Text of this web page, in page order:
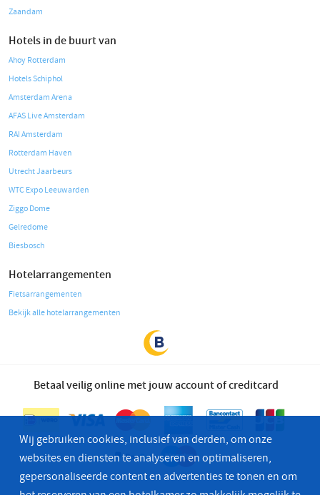
Zaandam
Hotels in de buurt van
Ahoy Rotterdam
Hotels Schiphol
Amsterdam Arena
AFAS Live Amsterdam
RAI Amsterdam
Rotterdam Haven
Utrecht Jaarbeurs
WTC Expo Leeuwarden
Ziggo Dome
Gelredome
Biesbosch
Hotelarrangementen
Fietsarrangementen
Bekijk alle hotelarrangementen
Betaal veilig online met jouw account of creditcard
Wij gebruiken cookies, inclusief van derden, om onze
websites en diensten te analyseren en optimaliseren,
gepersonaliseerde content en advertenties te tonen en om